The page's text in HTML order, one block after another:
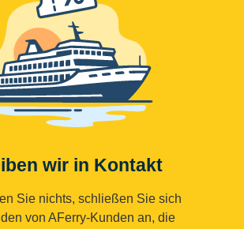
wir in Kontakt
Sie nichts, schließen Sie sich
von AFerry-Kunden an, die